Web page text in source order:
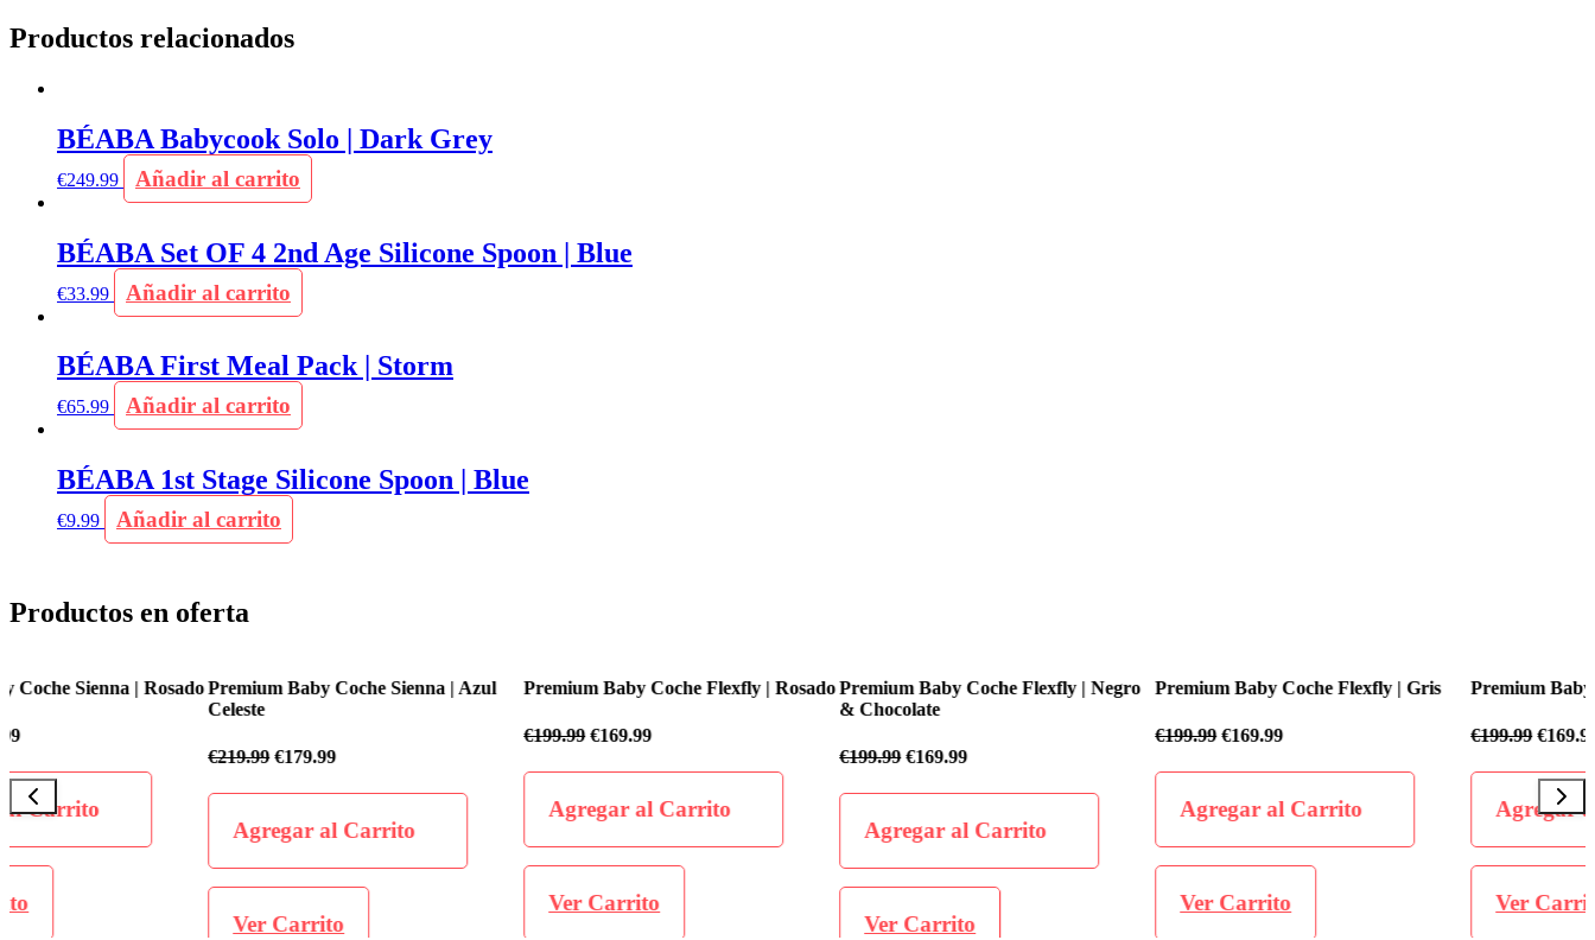
Productos relacionados
BÉABA Babycook Solo | Dark Grey
€249.99 Añadir al carrito
BÉABA Set OF 4 2nd Age Silicone Spoon | Blue
€33.99 Añadir al carrito
BÉABA First Meal Pack | Storm
€65.99 Añadir al carrito
BÉABA 1st Stage Silicone Spoon | Blue
€9.99 Añadir al carrito
Productos en oferta
Premium Baby Coche Sienna | Azul
Premium Baby Coche Flexfly | RosadoPremium Baby Coche Flexfly | Negro
Premium Baby Coche Flexfly | Gris Premium Baby Coche Flexfly | Negro
€199.99
Agregar al Carrito